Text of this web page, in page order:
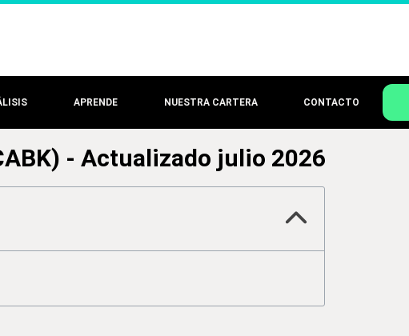
APRENDE NUESTRA CARTERA CONTACTO
- Actualizado julio 2026